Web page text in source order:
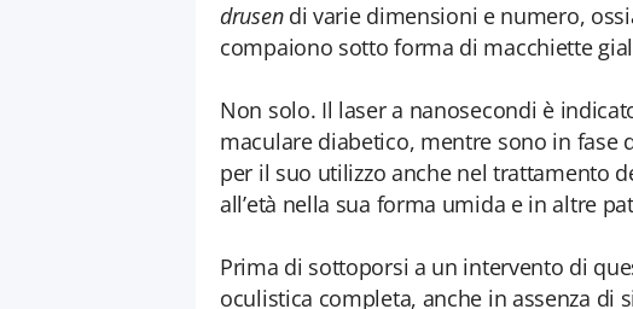
drusen di varie dimensioni e numero,
compaiono sotto forma di macchiette
Non solo. Il laser a nanosecondi è
maculare diabetico, mentre sono in
per il suo utilizzo anche nel trattamento
all’età nella sua forma umida e in altre
Prima di sottoporsi a un intervento di
oculistica completa, anche in assenza di